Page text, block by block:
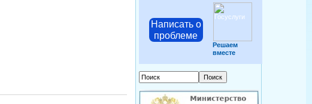
Написать о
проблеме
Решаем
вместе